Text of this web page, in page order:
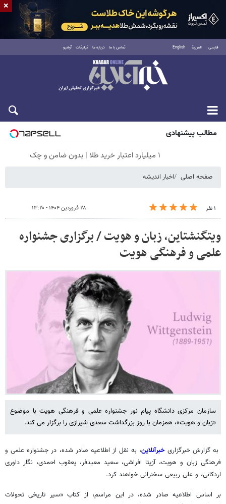
فارسی العربية English تماس با ما درباره ما تبلیغات آرشیو
شنبه ۱۷ مرداد ۱۴۰۵
مطالب پیشنهادی
۱ میلیارد اعتبار خرید طلا | بدون ضامن و چک
صفحه اصلی اخبار اندیشه
۱ نفر ۲۸ فروردین ۱۴۰۴ - ۱۳:۲۰
ویتگنشتاین، زبان و هویت / برگزاری جشنواره
علمی و فرهنگی هویت
سازمان مرکزی دانشگاه پیام نور جشنواره علمی و فرهنگی هویت با موضوع
«زبان و هویت»، همزمان با روز بزرگداشت سعدی شیرازی را برگزار می کند.
به گزارش خبرگزاریخبرآنلاین، به نقل از اطلاعیه صادر شده، در جشنواره علمی و
فرهنگی زبان و هویت، آزیتا افراشی، سعید معیدفر، یعقوب احمدی، نگار داوری
اردکانی، و علی ربیعی سخنرانی خواهند کرد.
بر اساس اطلاعیه صادر شده، در این مراسم، از کتاب «سیر تاریخی تحولات
×